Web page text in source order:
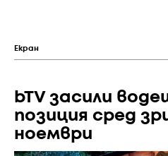
Екран
bTV засили
позиция сред
ноември